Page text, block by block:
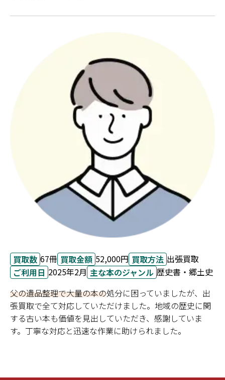
買取数 67冊 買取金額 52,000円 買取方法 出張買取
ご利用日 2025年2月 主な本のジャンル 歴史書・郷土史
父の遺品整理で大量の本の処分に困っていましたが、出
張買取で全て対応していただけました。地域の歴史に関
する古い本も価値を見出していただき、感謝していま
す。丁寧な対応と迅速な作業に助けられました。